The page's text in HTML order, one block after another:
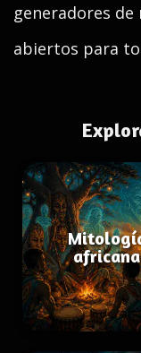
generadores
abiertos para
africana